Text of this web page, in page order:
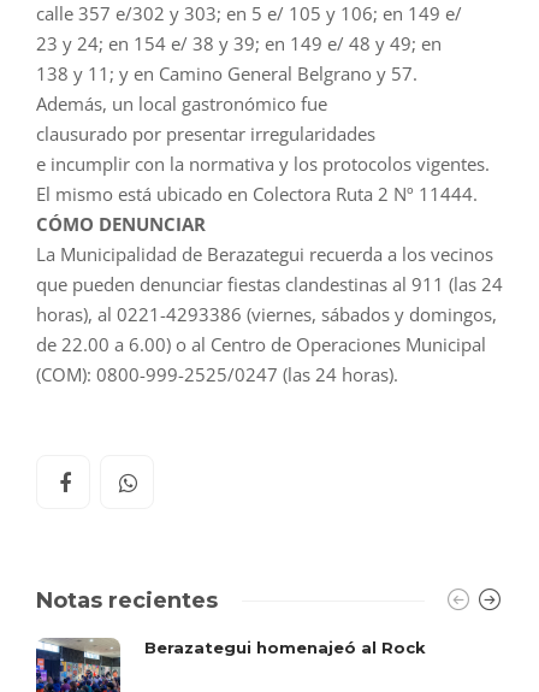
calle 357 e/302 y 303; en 5 e/ 105 y 106; en 149 e/
23 y 24; en 154 e/ 38 y 39; en 149 e/ 48 y 49; en
138 y 11; y en Camino General Belgrano y 57.
Además, un local gastronómico fue
clausurado por presentar irregularidades
e incumplir con la normativa y los protocolos vigentes.
El mismo está ubicado en Colectora Ruta 2 Nº 11444.
CÓMO DENUNCIAR
La Municipalidad de Berazategui recuerda a los vecinos
que pueden denunciar fiestas clandestinas al 911 (las 24
horas), al 0221-4293386 (viernes, sábados y domingos,
de 22.00 a 6.00) o al Centro de Operaciones Municipal
(COM): 0800-999-2525/0247 (las 24 horas).
Notas recientes
Berazategui homenajeó al Rock